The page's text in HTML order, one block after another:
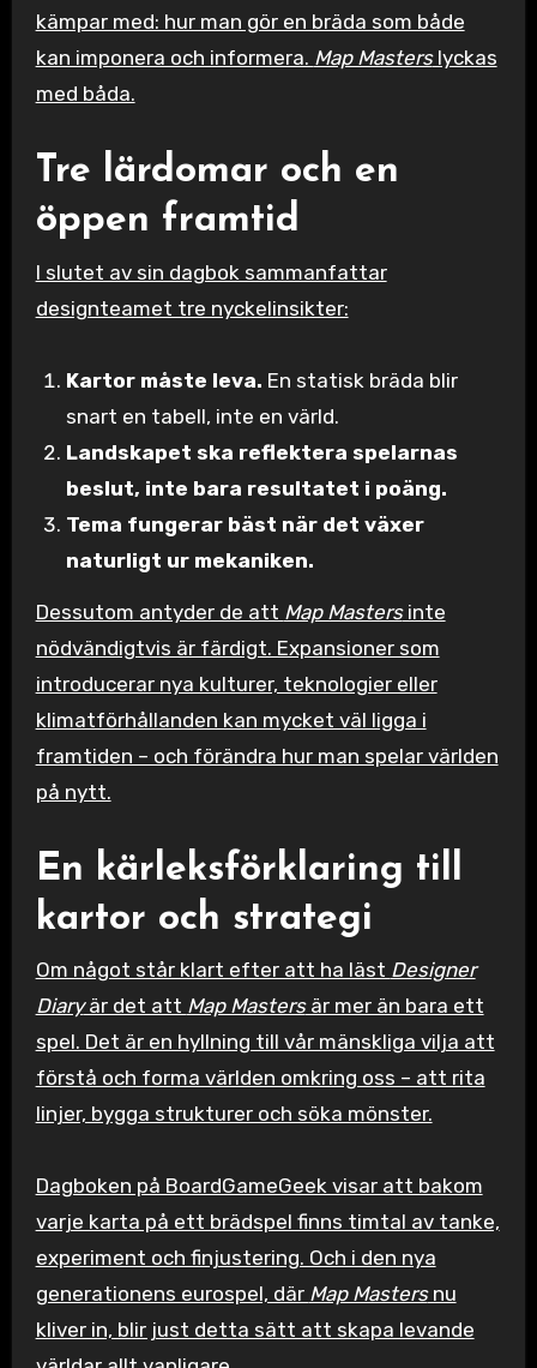
kämpar med: hur man gör en bräda som både
kan imponera och informera. Map Masterslyckas
med båda.
Tre lärdomar och en
öppen framtid
I slutet av sin dagbok sammanfattar
designteamet tre nyckelinsikter:
Kartor måste leva. En statisk bräda blir
snart en tabell, inte en värld.
Landskapet ska reflektera spelarnas
beslut, inte bara resultatet i poäng.
Tema fungerar bäst när det växer
naturligt ur mekaniken.
Dessutom antyder de att Map Mastersinte
nödvändigtvis är färdigt. Expansioner som
introducerar nya kulturer, teknologier eller
klimatförhållanden kan mycket väl ligga i
framtiden – och förändra hur man spelar världen
på nytt.
En kärleksförklaring till
kartor och strategi
Om något står klart efter att ha läst Designer
Diaryär det att Map Mastersär mer än bara ett
spel. Det är en hyllning till vår mänskliga vilja att
förstå och forma världen omkring oss – att rita
linjer, bygga strukturer och söka mönster.
Dagboken på BoardGameGeek visar att bakom
varje karta på ett brädspel finns timtal av tanke,
experiment och finjustering. Och i den nya
generationens eurospel, där Map Mastersnu
kliver in, blir just detta sätt att skapa levande